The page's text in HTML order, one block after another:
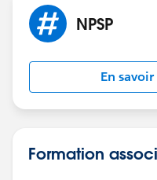
NPSP
En
Formation